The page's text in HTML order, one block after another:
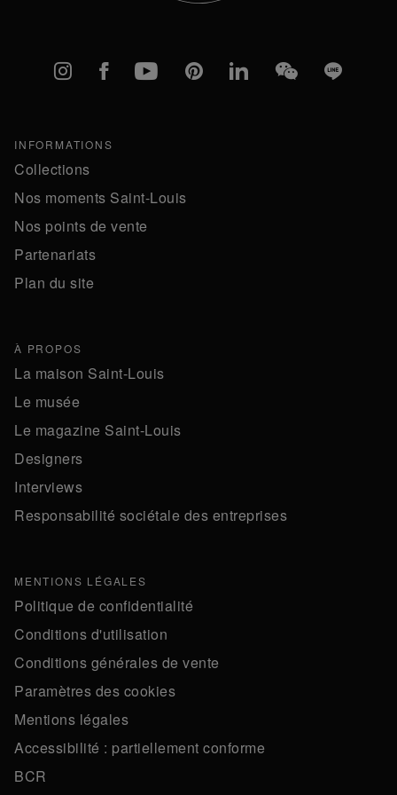
Instagram
FacebookYouTubePinterestlinkedInWeChatLine
INFORMATIONS
Collections
Nos moments Saint-Louis
Nos points de vente
Partenariats
Plan du site
À PROPOS
La maison Saint-Louis
Le musée
Le magazine Saint-Louis
Designers
Interviews
Responsabilité sociétale des entreprises
MENTIONS LÉGALES
Politique de confidentialité
Conditions d'utilisation
Conditions générales de vente
Paramètres des cookies
Mentions légales
Accessibilité : partiellement conforme
BCR